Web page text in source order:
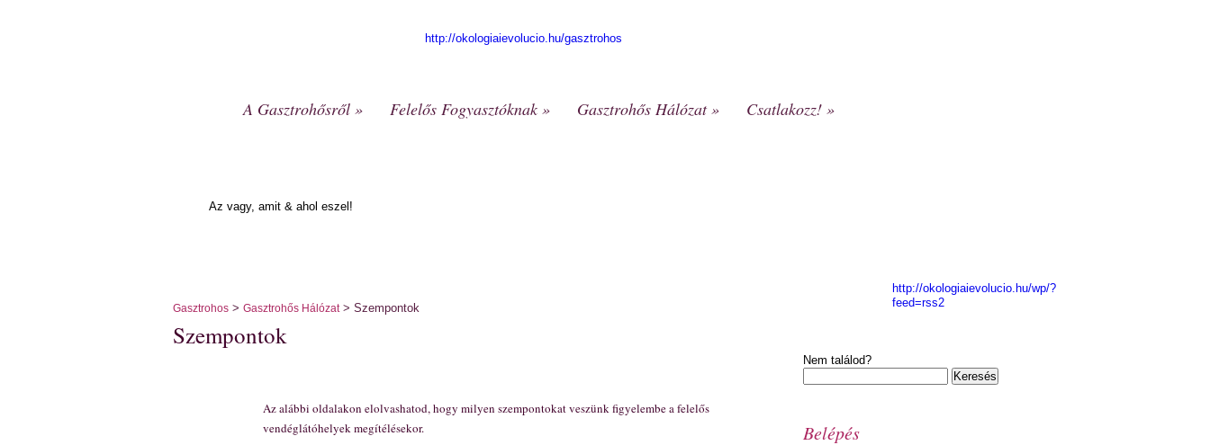
http://okologiaievolucio.hu/gasztrohos
A Gasztrohősről» Felelős Fogyasztóknak» Gasztrohős Hálózat» Csatlakozz!»
Az vagy, amit & ahol eszel!
Gasztrohos > Gasztrohős Hálózat> Szempontok
Szempontok
Az alábbi oldalakon elolvashatod, hogy milyen szempontokat veszünk figyelembe a felelős
vendéglátóhelyek megítélésekor.
http://okologiaievolucio.hu/wp/?
feed=rss2
Nem találod?
Belépés